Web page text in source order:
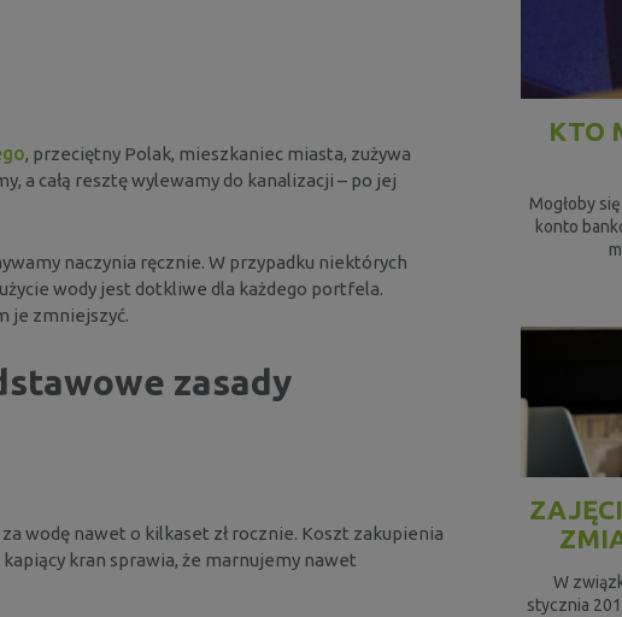
, przeciętny Polak, mieszkaniec miasta, zużywa
a całą resztę wylewamy do kanalizacji – po jej
naczynia ręcznie. W przypadku niektórych
wody jest dotkliwe dla każdego portfela.
je zmniejszyć.
zasady
wodę nawet o kilkaset zł rocznie. Koszt zakupienia
kran sprawia, że marnujemy nawet
KTO
Mogłoby
konto
W
stycznia